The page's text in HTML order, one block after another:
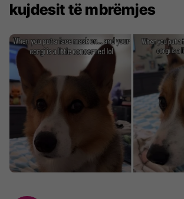
kujdesit të mbrëmjes